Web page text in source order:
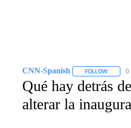
CNN-Spanish FOLLOW 0
Qué hay detrás
alterar la